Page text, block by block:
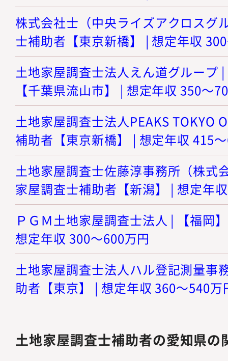
株式会社士（中央ライズアクロスグ
士補助者【東京新橋】 | 想定年収
土地家屋調査士法人えん道グループ
【千葉県流山市】 | 想定年収 350～
土地家屋調査士法人PEAKS TOKYO
補助者【東京新橋】 | 想定年収 415
土地家屋調査士佐藤淳事務所（株式
家屋調査士補助者【新潟】 | 想定年
ＰＧＭ土地家屋調査士法人 | 【福岡
想定年収 300～600万円
土地家屋調査士法人ハル登記測量事
助者【東京】 | 想定年収 360～540万
土地家屋調査士補助者の愛知県の